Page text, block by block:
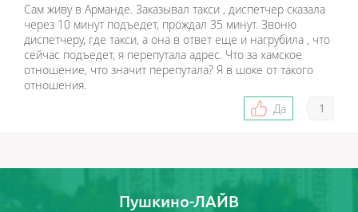
Сам живу в Арманде. Заказывал такси , диспетчер сказала
через 10 минут подъедет, прождал 35 минут. Звоню
диспетчеру, где такси, а она в ответ еще и нагрубила , что
сейчас подъедет, я перепутала адрес. Что за хамское
отношение, что значит перепутала? Я в шоке от такого
отношения.
Да
1
Пушкино-ЛАЙВ